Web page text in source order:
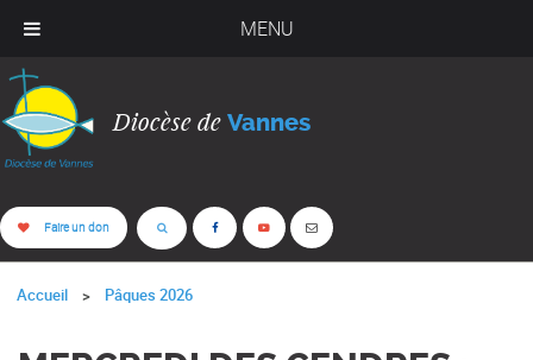
MENU
Diocèse de Vannes
Faire un don
Accueil Pâques 2026